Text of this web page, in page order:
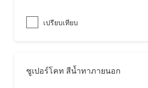
เปรียบเทียบ
ซูเปอร์โคท สีน้ำทาภายนอก